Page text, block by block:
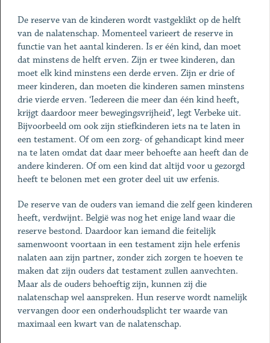
De reserve van de kinderen wordt vastgeklikt op de helft
van de nalatenschap. Momenteel varieert de reserve in
functie van het aantal kinderen. Is er één kind, dan moet
dat minstens de helft erven. Zijn er twee kinderen, dan
moet elk kind minstens een derde erven. Zijn er drie of
meer kinderen, dan moeten die kinderen samen minstens
drie vierde erven. ‘Iedereen die meer dan één kind heeft,
krijgt daardoor meer bewegingsvrijheid’, legt Verbeke uit.
Bijvoorbeeld om ook zijn stiefkinderen iets na te laten in
een testament. Of om een zorg- of gehandicapt kind meer
na te laten omdat dat daar meer behoefte aan heeft dan de
andere kinderen. Of om een kind dat altijd voor u gezorgd
heeft te belonen met een groter deel uit uw erfenis.
De reserve van de ouders van iemand die zelf geen kinderen
heeft, verdwijnt. België was nog het enige land waar die
reserve bestond. Daardoor kan iemand die feitelijk
samenwoont voortaan in een testament zijn hele erfenis
nalaten aan zijn partner, zonder zich zorgen te hoeven te
maken dat zijn ouders dat testament zullen aanvechten.
Maar als de ouders behoeftig zijn, kunnen zij die
nalatenschap wel aanspreken. Hun reserve wordt namelijk
vervangen door een onderhoudsplicht ter waarde van
maximaal een kwart van de nalatenschap.